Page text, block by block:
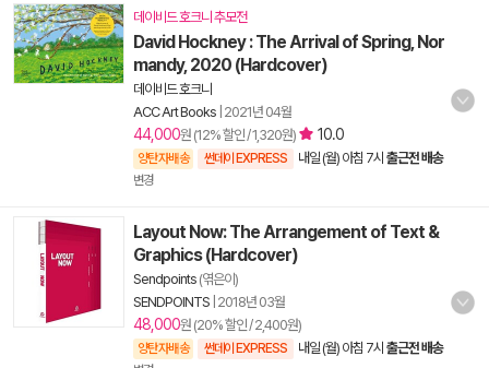
데이비드 호크니 추모전
David Hockney : The Arrival of Spring, Nor
mandy, 2020 (Hardcover)
데이비드 호크니
ACC Art Books 2021년 04월
44,000원 (12% 할인 / 1,320원) 10.0
양탄자배송 썬데이 EXPRESS 내일 (월) 아침 7시 출근전 배송
변경
Layout Now: The Arrangement of Text &
Graphics (Hardcover)
Sendpoints (엮은이)
SENDPOINTS 2018년 03월
48,000원 (20% 할인 / 2,400원)
양탄자배송 썬데이 EXPRESS 내일 (월) 아침 7시 출근전 배송